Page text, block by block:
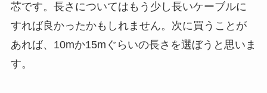
芯です。長さについてはもう少し長いケーブルに
すれば良かったかもしれません。次に買うことが
あれば、10mか15mぐらいの長さを選ぼうと思いま
す。